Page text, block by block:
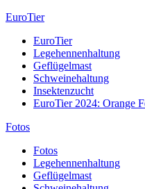
EuroTier
EuroTier
Legehennenhaltung
Geflügelmast
Schweinehaltung
Insektenzucht
EuroTier 2024: Orange
Fotos
Fotos
Legehennenhaltung
Geflügelmast